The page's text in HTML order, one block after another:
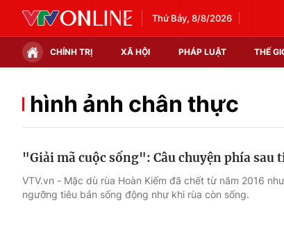
Thứ Bảy, 8/8/2026
CHÍNH TRỊ XÃ HỘI PHÁP LUẬT THẾ
Chính trị Xã hội
Thế giới đó đây
Thị trường
hình ảnh chân thực
"Giải mã cuộc sống": Câu chuyện phía sau
VTV.vn - Mặc dù rùa Hoàn Kiếm đã chết từ năm 2016
ngưỡng tiêu bản sống động như khi rùa còn sống.